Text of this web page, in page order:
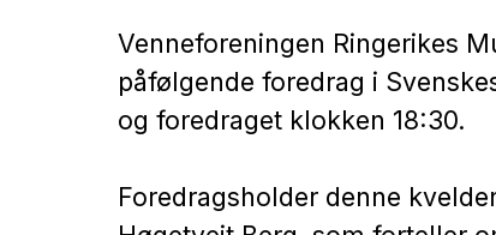
Venneforeningen Ringerikes
påfølgende foredrag i
og foredraget klokken 18:30.
Foredragsholder denne